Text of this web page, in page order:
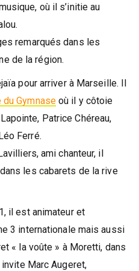
où il s’initie au
remarqués dans les
de la région.
pour arriver à Marseille. Il
du Gymnaseoù il y côtoie
Patrice Chéreau,
Ferré.
ami chanteur, il
les cabarets de la rive
il est animateur et
3 internationale mais aussi
« la voûte » à Moretti, dans
invite Marc Augeret,